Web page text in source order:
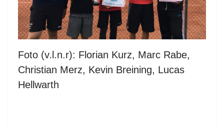
Foto (v.l.n.r): Florian Kurz, Marc Rabe,
Christian Merz, Kevin Breining, Lucas
Hellwarth